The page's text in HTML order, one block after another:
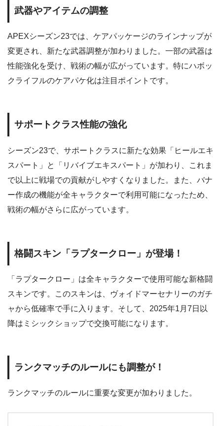
武器やアイテムの調整
APEXシーズン23では、ケアパッケージのラインナップが
変更され、新たな武器調整が加わりました。一部の武器は
性能強化を受け、戦術の幅が広がっています。特にハボッ
クライフルのケアパケ化は注目ポイントです。
サポートクラス性能の強化
シーズン23で、サポートクラスに新たな効果「ヒールエキ
スパート」と「リバイブエキスパート」が加わり、これま
で以上に戦場での貢献がしやすくなりました。また、バナ
ー作成の機能が全キャラクターで利用可能になったため、
戦術の幅がさらに広がっています。
格闘スキン「ラプタークロー」が登場！
「ラプタークロー」は全キャラクターで使用可能な新格闘
スキンです。このスキンは、ヴォイドマーセナリーのガチ
ャから低確率で手に入ります。そして、2025年1月7日以
降はミシックショップで交換可能になります。
ランクマッチのルールにも調整が！
ランクマッチのルールに重要な変更が加わりました。